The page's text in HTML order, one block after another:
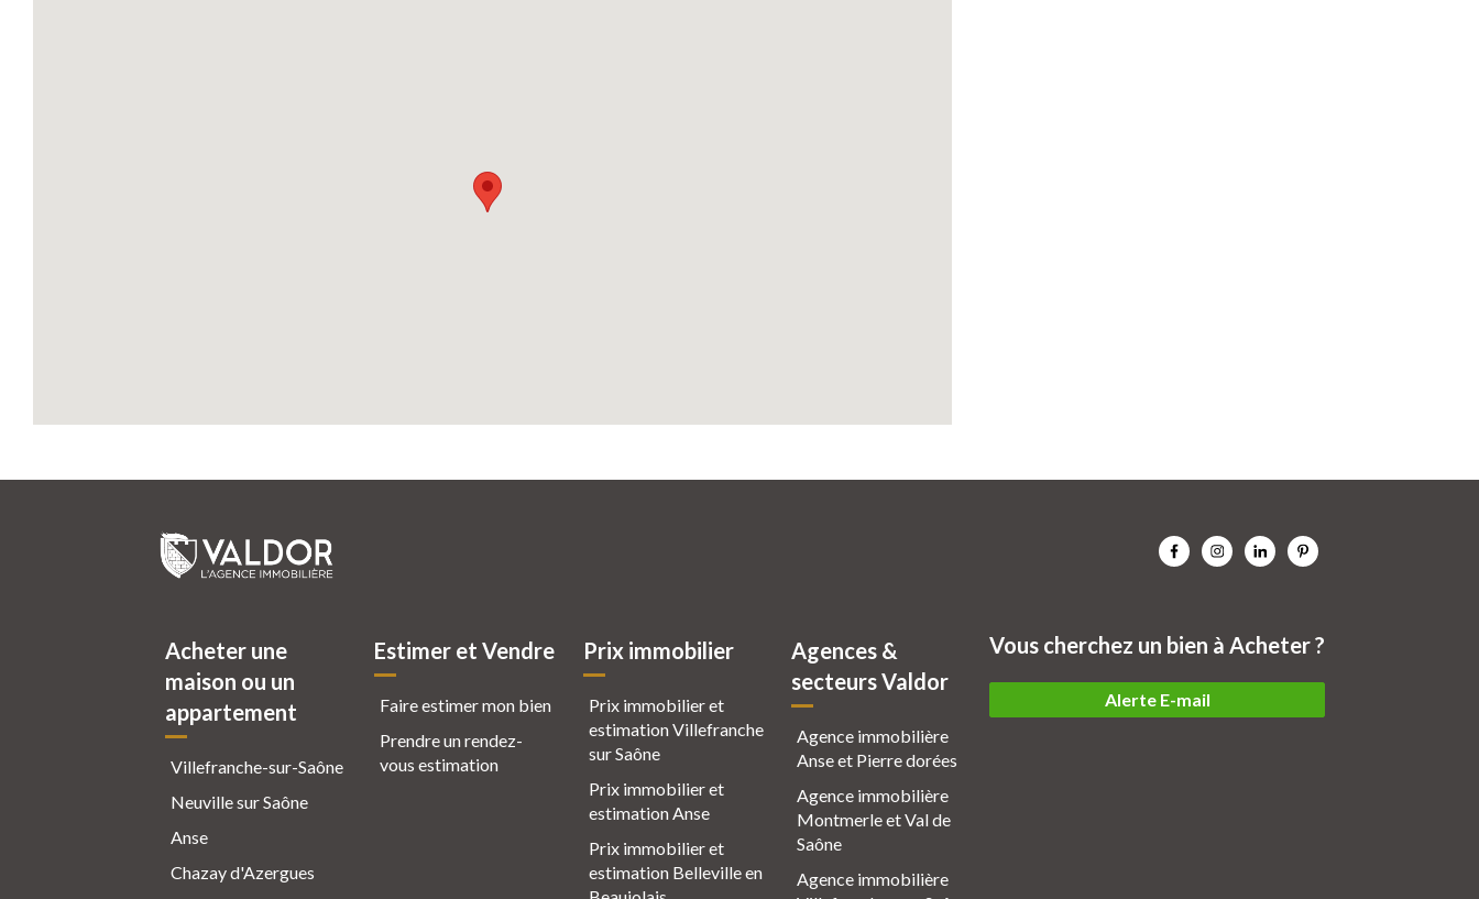
Acheter une
maison ou un
appartement
Villefranche-sur-Saône
Neuville sur Saône
Anse
Chazay d'Azergues
Estimer et Vendre
Faire estimer mon bien
Prendre un rendez-
vous estimation
Prix immobilier
Prix immobilier et
estimation Villefranche
sur Saône
Prix immobilier et
estimation Anse
Prix immobilier et
estimation Belleville en
Agences &
secteurs Valdor
Agence immobilière
Anse et Pierre dorées
Agence immobilière
Montmerle et Val de
Saône
Agence immobilière
Vous cherchez un bien à Acheter ?
Alerte E-mail